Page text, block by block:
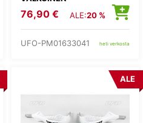
76,90 € ALE:20 %
UFO-PM01633041 heti verkosta
ALE